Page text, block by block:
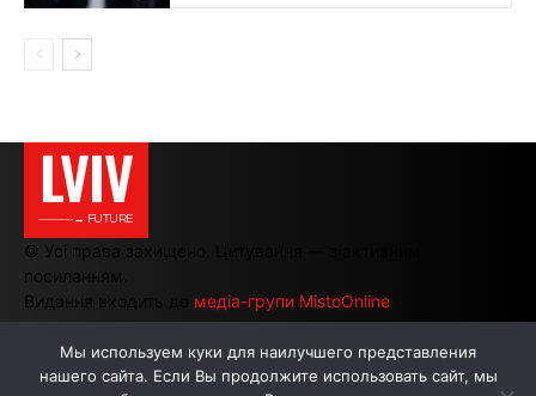
LVIV
———→ FUTURE
© Усі права захищено. Цитування — з активним
посиланням.
Видання входить до медіа-групи MistoOnline
АВТОРИ РЕКЛАМА НА САЙТІ
Мы используем куки для наилучшего представления
нашего сайта. Если Вы продолжите использовать сайт, мы